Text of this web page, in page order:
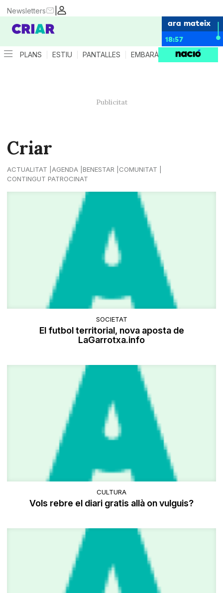
|
Newsletters
ara mateix
18:57
PLANS ESTIU PANTALLES EMBARÀS CRIANÇA
Criar
ACTUALITAT AGENDA BENESTAR
COMUNITAT
CONTINGUT PATROCINAT
SOCIETAT
El futbol territorial, nova aposta de
LaGarrotxa.info
CULTURA
Vols rebre el diari gratis allà on vulguis?